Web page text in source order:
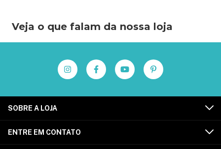
Veja o que falam da nossa loja
SOBRE A LOJA
ENTRE EM CONTATO